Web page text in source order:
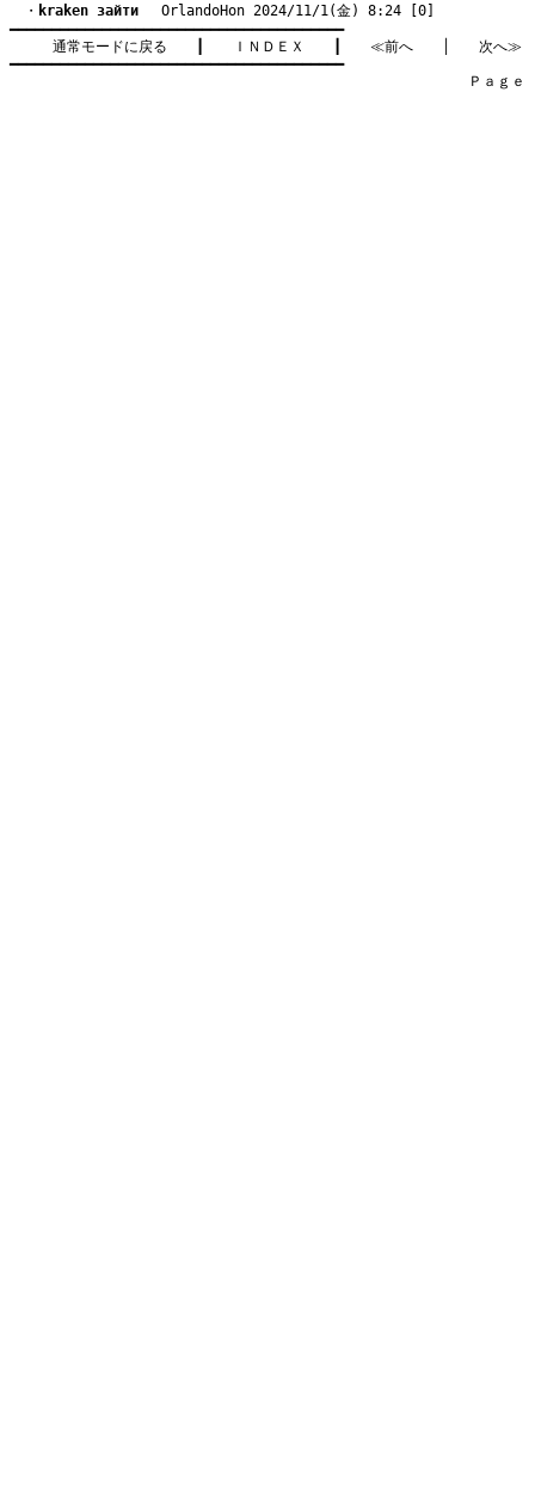
・ kraken зайти OrlandoHon 2024/11/1(金) 8:24 [0]
━━━━━━━━━━━━━━━━━━━━━━━━━━━━━━━━━━━━━━━━
通常モードに戻る
ＩＮＤＥＸ ≪前へ
次へ≫
━━━━━━━━━━━━━━━━━━━━━━━━━━━━━━━━━━━━━━━━
Ｐａｇｅ